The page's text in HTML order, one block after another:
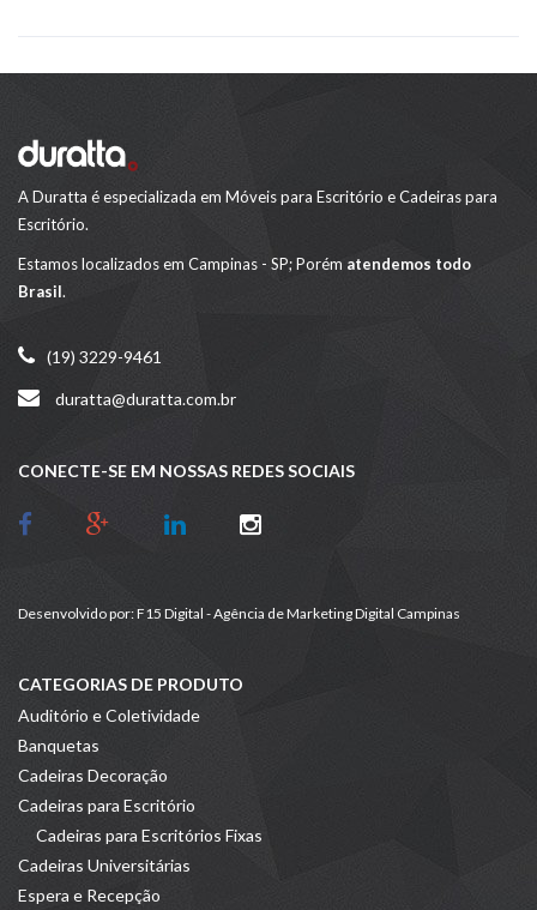
A Duratta é especializada em Móveis para Escritório e Cadeiras para
Escritório.
Estamos localizados em Campinas - SP; Porém atendemos todo
Brasil.
(19) 3229-9461
duratta@duratta.com.br
CONECTE-SE EM NOSSAS REDES SOCIAIS
Desenvolvido por:F15 Digital - Agência de Marketing Digital Campinas
CATEGORIAS DE PRODUTO
Auditório e Coletividade
Banquetas
Cadeiras Decoração
Cadeiras para Escritório
Cadeiras para Escritórios Fixas
Cadeiras Universitárias
Espera e Recepção